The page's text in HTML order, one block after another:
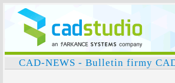
CAD-NEWS - Bulletin firmy